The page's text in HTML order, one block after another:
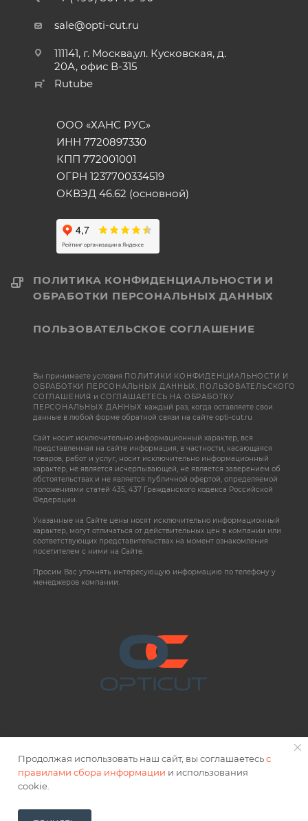
sale@opti-cut.ru
111141, г. Москва,ул. Кусковская, д.
20А, офис В-315
Rutube
ООО «ХАНС РУС»
ИНН 7720897330
КПП 772001001
ОГРН 1237700334519
ОКВЭД 46.62 (основной)
ПОЛИТИКА КОНФИДЕНЦИАЛЬНОСТИ И
ОБРАБОТКИ ПЕРСОНАЛЬНЫХ ДАННЫХ
ПОЛЬЗОВАТЕЛЬСКОЕ СОГЛАШЕНИЕ
Вы принимаете условия ПОЛИТИКИ КОНФИДЕНЦИАЛЬНОСТИ И
ОБРАБОТКИ ПЕРСОНАЛЬНЫХ ДАННЫХ, ПОЛЬЗОВАТЕЛЬСКОГО
СОГЛАШЕНИЯ иСОГЛАШАЕТЕСЬ НА ОБРАБОТКУ
ПЕРСОНАЛЬНЫХ ДАННЫХ каждый раз, когда оставляете свои
данные в любой форме обратной связи на сайте opti-cut.ru
Сайт носит исключительно информационный характер, вся
представленная на сайте информация, в частности, касающаяся
товаров, работ и услуг, носит исключительно информационный
характер, не является исчерпывающей, не является заверением об
обстоятельствах и не является публичной офертой, определяемой
положениями статей 435, 437 Гражданского кодекса Российской
Федерации.
Указанные на Сайте цены носят исключительно информационный
характер, могут отличаться от действительных цен в компании или
соответствующих представительствах на момент ознакомления
посетителем с ними на Сайте.
Просим Вас уточнять интересующую информацию по телефону у
менеджеров компании.
2026 © OPTICUT
Продолжая использовать наш сайт, вы соглашаетесьс
правилами сбора информации и использования
cookie.